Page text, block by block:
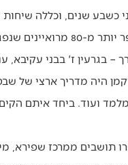
שנים, וכללה שיחות
במהלך עבודות על
– בגרעין ז' בבני עקיבא,
היה מדריך ארצי של
מלמד ועוד. ביחד איתם
תושבים ממרכז שפירא,